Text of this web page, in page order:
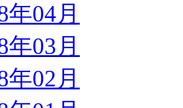
年04月
年03月
年02月